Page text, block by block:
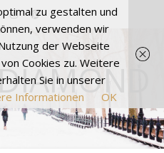
zu gestalten und
verwenden wir
der Webseite
Cookies zu. Weitere
Sie in unserer
Informationen OK